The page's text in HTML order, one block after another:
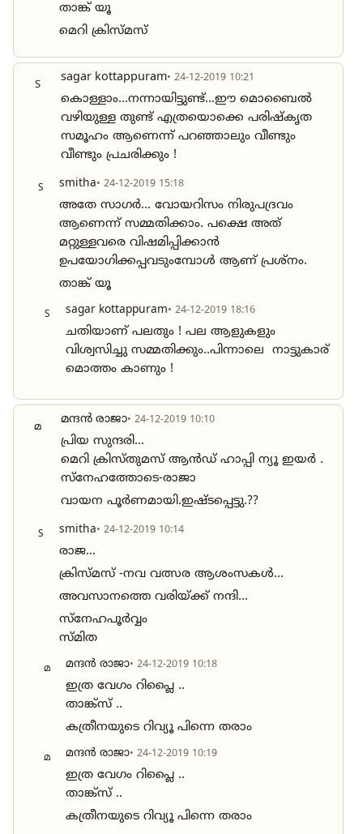
താങ്ക് യൂ
മെറി ക്രിസ്മസ്
S sagar kottappuram• 24-12-2019 10:21
കൊള്ളാം...നന്നായിട്ടുണ്ട്...ഈ മൊബൈൽ
വഴിയുള്ള തുണ്ട് എത്രയൊക്കെ പരിഷ്കൃത
സമൂഹം ആണെന്ന് പറഞ്ഞാലും വീണ്ടും
വീണ്ടും പ്രചരിക്കും !
S smitha• 24-12-2019 15:18
അതേ സാഗർ... വോയറിസം നിരുപദ്രവം
ആണെന്ന് സമ്മതിക്കാം. പക്ഷെ അത്
മറ്റുള്ളവരെ വിഷമിപ്പിക്കാൻ
ഉപയോഗിക്കപ്പവടുംമ്പോൾ ആണ് പ്രശ്നം.
താങ്ക് യൂ
S sagar kottappuram• 24-12-2019 18:16
ചതിയാണ് പലതും ! പല ആളുകളും
വിശ്വസിച്ചു സമ്മതിക്കും..പിന്നാലെ നാട്ടുകാര്
മൊത്തം കാണും !
മ മന്ദൻ രാജാ• 24-12-2019 10:10
പ്രിയ സുന്ദരി...
മെറി ക്രിസ്തുമസ് ആൻഡ് ഹാപ്പി ന്യൂ ഇയർ .
സ്നേഹത്തോടെ-രാജാ
വായന പൂർണമായി.ഇഷ്ടപ്പെട്ടു.??
S smitha• 24-12-2019 10:14
രാജ...
ക്രിസ്മസ് -നവ വത്സര ആശംസകൾ...
അവസാനത്തെ വരിയ്ക്ക് നന്ദി...
സ്നേഹപൂർവ്വം
സ്മിത
മ മന്ദൻ രാജാ• 24-12-2019 10:18
ഇത്ര വേഗം റിപ്ലൈ ..
താങ്ക്സ് ..
കത്രീനയുടെ റിവ്യൂ പിന്നെ തരാം
മ മന്ദൻ രാജാ• 24-12-2019 10:19
ഇത്ര വേഗം റിപ്ലൈ ..
താങ്ക്സ് ..
കത്രീനയുടെ റിവ്യൂ പിന്നെ തരാം